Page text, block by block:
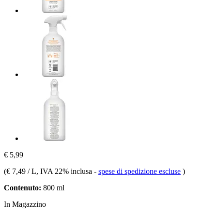
€ 5,99
(€ 7,49 / L, IVA 22% inclusa - spese di spedizione escluse )
Contenuto: 800 ml
In Magazzino